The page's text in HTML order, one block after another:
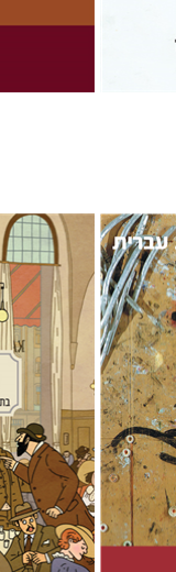
שחר
מתן